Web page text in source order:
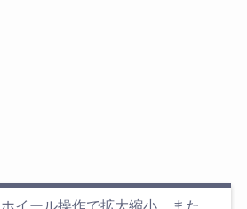
イール操作で拡大縮小、また